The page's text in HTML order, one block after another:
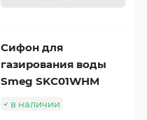
Сифон для
газирования воды
Smeg SKC01WHM
в наличии